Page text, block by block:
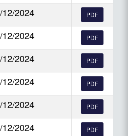
12/2024 PDF
12/2024 PDF
12/2024 PDF
12/2024 PDF
12/2024 PDF
12/2024 PDF